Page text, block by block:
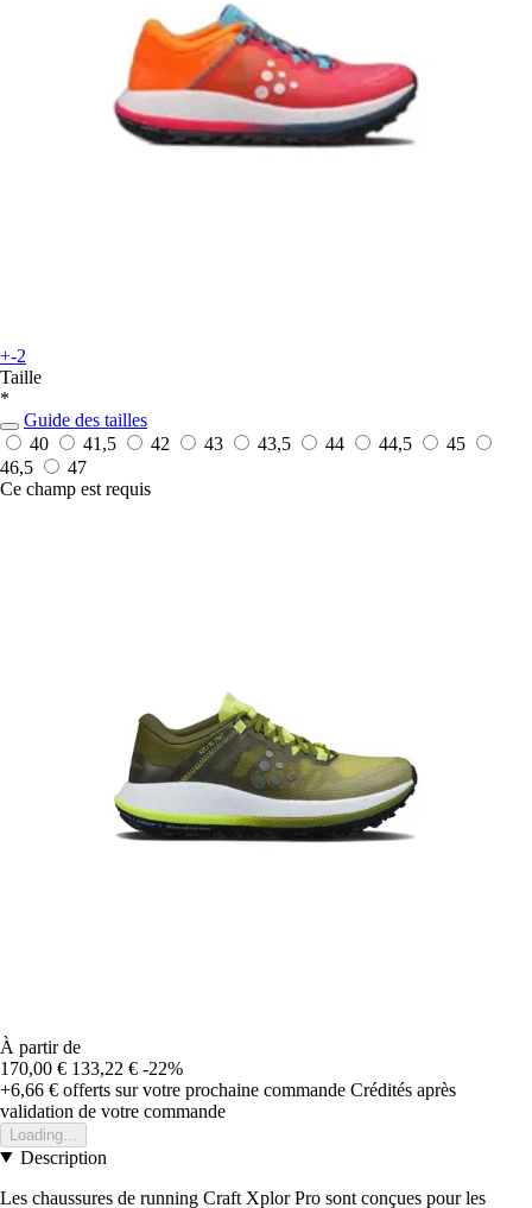
+-2
Taille
*
Guide des tailles
40
41,5 42 43 43,5 44 44,5
45
46,5
47
Ce champ est requis
À partir de
170,00 € 133,22 € -22%
+6,66 € offerts sur votre prochaine commande Crédités après
validation de votre commande
Loading...
Description
Les chaussures de running Craft Xplor Pro sont conçues pour les